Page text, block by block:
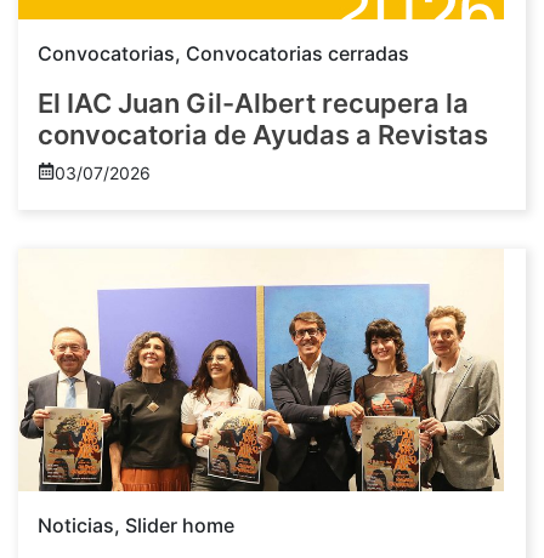
Convocatorias, Convocatorias cerradas
El IAC Juan Gil-Albert recupera la
convocatoria de Ayudas a Revistas
03/07/2026
Noticias, Slider home